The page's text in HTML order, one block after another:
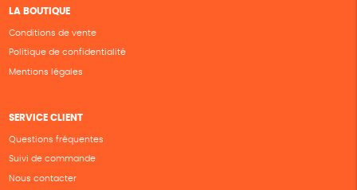
LA BOUTIQUE
Conditions de vente
Politique de confidentialité
Mentions légales
SERVICE CLIENT
Questions fréquentes
Suivi de commande
Nous contacter